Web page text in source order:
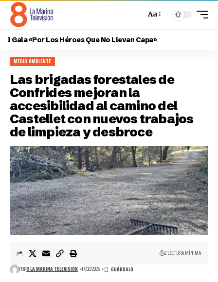
Aa
I Gala «Por Los Héroes Que No Llevan Capa»
MEDIO AMBIENTE
Las brigadas forestales de
Confrides mejoran la
accesibilidad al camino del
Castellet con nuevos trabajos
de limpieza y desbroce
POR8 LA MARINA TELEVISIÓN 17/02/2026
2 LECTURA MÍNIMA